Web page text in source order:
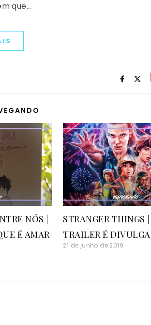
que…
NÓS |
É AMAR
STRANGER THINGS
TRAILER É
21 de junho de 2019